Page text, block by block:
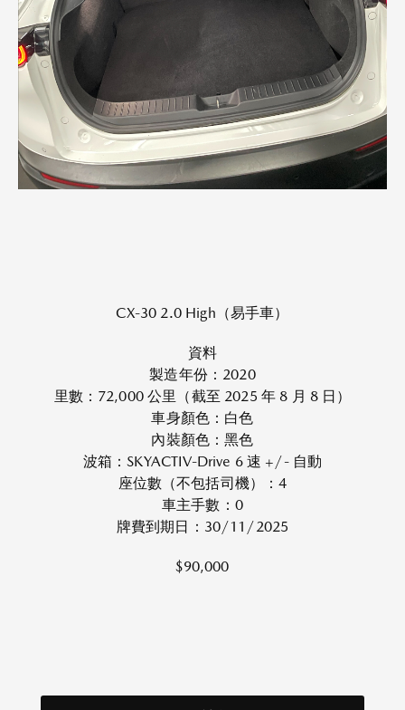
CX-30 2.0 High（易手車）
資料
製造年份：2020
里數：72,000 公里（截至 2025 年 8 月 8 日）
車身顏色：白色
內裝顏色：黑色
波箱：SKYACTIV-Drive 6 速 +/- 自動
座位數（不包括司機）：4
車主手數：0
牌費到期日：30/11/2025
$90,000